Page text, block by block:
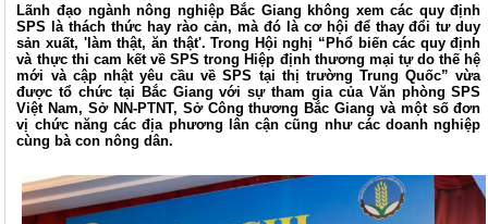
Lãnh đạo ngành nông nghiệp Bắc Giang không xem các quy định
SPS là thách thức hay rào cản, mà đó là cơ hội để thay đổi tư duy
sản xuất, 'làm thật, ăn thật'. Trong Hội nghị “Phổ biến các quy định
và thực thi cam kết về SPS trong Hiệp định thương mại tự do thế hệ
mới và cập nhật yêu cầu về SPS tại thị trường Trung Quốc” vừa
được tổ chức tại Bắc Giang với sự tham gia của Văn phòng SPS
Việt Nam, Sở NN-PTNT, Sở Công thương Bắc Giang và một số đơn
vị chức năng các địa phương lân cận cũng như các doanh nghiệp
cùng bà con nông dân.